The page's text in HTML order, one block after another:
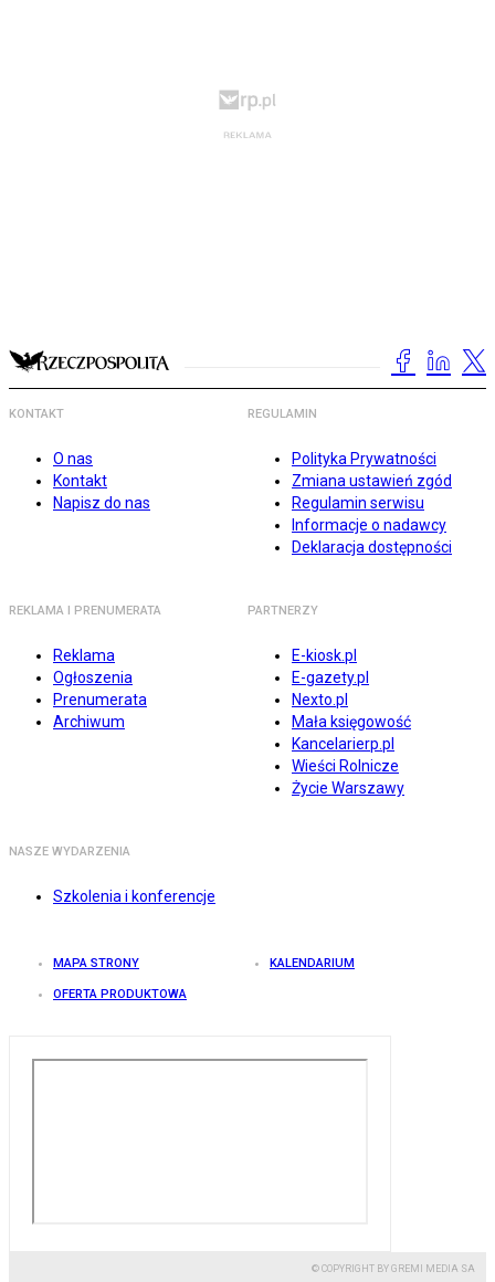
KONTAKT
O nas
Kontakt
Napisz do nas
REGULAMIN
Polityka Prywatności
Zmiana ustawień zgód
Regulamin serwisu
Informacje o nadawcy
Deklaracja dostępności
REKLAMA I PRENUMERATA
Reklama
Ogłoszenia
Prenumerata
Archiwum
PARTNERZY
E-kiosk.pl
E-gazety.pl
Nexto.pl
Mała księgowość
Kancelarierp.pl
Wieści Rolnicze
Życie Warszawy
NASZE WYDARZENIA
Szkolenia i konferencje
MAPA STRONY KALENDARIUM
OFERTA PRODUKTOWA
© COPYRIGHT BY GREMI MEDIA SA